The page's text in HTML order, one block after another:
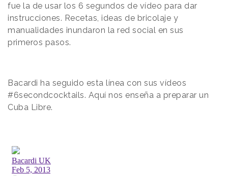
fue la de usar los 6 segundos de vídeo para dar
instrucciones. Recetas, ideas de bricolaje y
manualidades inundaron la red social en sus
primeros pasos.
Bacardi ha seguido esta línea con sus vídeos
#6secondcocktails. Aquí nos enseña a preparar un
Cuba Libre.